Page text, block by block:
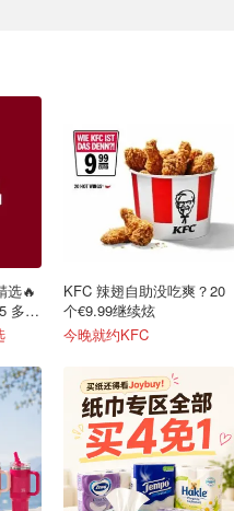
选🔥
多色
KFC 辣翅自助没吃爽？20
个€9.99继续炫
今晚就约KFC